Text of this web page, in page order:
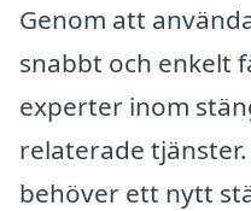
Genom att
snabbt och enkelt
experter inom
relaterade
behöver ett nytt